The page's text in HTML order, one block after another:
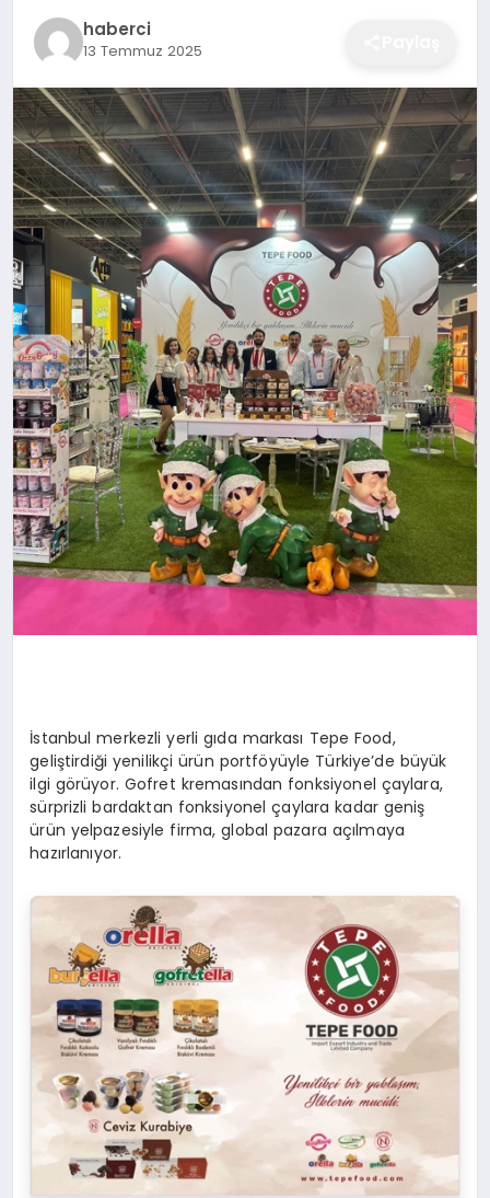
EKONOMI
SAĞLIK
SPOR
YAŞAM
DIĞER
haberci
13 Temmuz 2025
İstanbul merkezli yerli gıda markası Tepe Food,
geliştirdiği yenilikçi ürün portföyüyle Türkiye’de büyük
ilgi görüyor. Gofret kremasından fonksiyonel çaylara,
sürprizli bardaktan fonksiyonel çaylara kadar geniş
ürün yelpazesiyle firma, global pazara açılmaya
hazırlanıyor.